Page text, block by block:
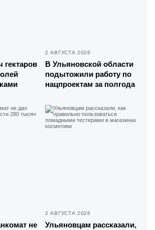
гектаров
2 АВГУСТА 2026
В Ульяновской области
подытожили работу по
нацпроектам за полгода
не
2 АВГУСТА 2026
Ульяновцам рассказали,